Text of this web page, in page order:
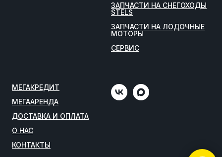
ЗАПЧАСТИ НА СНЕГОХОДЫ
STELS
ЗАПЧАСТИ НА ЛОДОЧНЫЕ
МОТОРЫ
СЕРВИС
МЕГАКРЕДИТ
МЕГААРЕНДА
ДОСТАВКА И ОПЛАТА
О НАС
КОНТАКТЫ